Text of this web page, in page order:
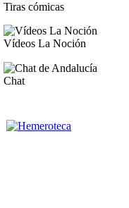
Tiras cómicas
Vídeos La Noción
Chat